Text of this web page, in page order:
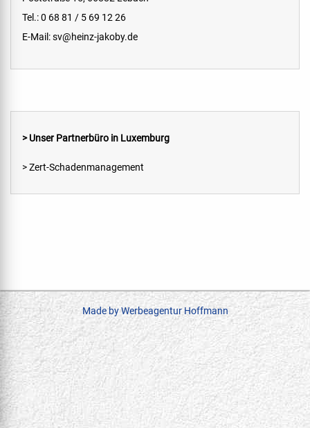
Tel.: 0 68 81 / 5 69 12 26
E-Mail:sv@heinz-jakoby.de
> Unser Partnerbüro in Luxemburg
> Zert-Schadenmanagement
Made by Werbeagentur Hoffmann